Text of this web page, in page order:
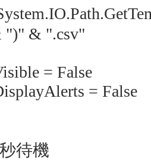
& ".csv"
= False
= False
待機